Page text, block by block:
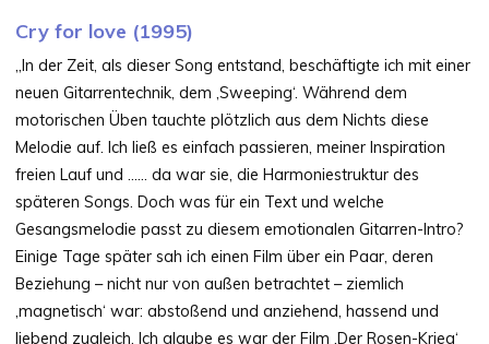
Cry for love (1995)
„In der Zeit, als dieser Song entstand, beschäftigte ich mit einer
neuen Gitarrentechnik, dem ‚Sweeping‘. Während dem
motorischen Üben tauchte plötzlich aus dem Nichts diese
Melodie auf. Ich ließ es einfach passieren, meiner Inspiration
freien Lauf und …… da war sie, die Harmoniestruktur des
späteren Songs. Doch was für ein Text und welche
Gesangsmelodie passt zu diesem emotionalen Gitarren-Intro?
Einige Tage später sah ich einen Film über ein Paar, deren
Beziehung – nicht nur von außen betrachtet – ziemlich
‚magnetisch‘ war: abstoßend und anziehend, hassend und
liebend zugleich. Ich glaube es war der Film ‚Der Rosen-Krieg‘